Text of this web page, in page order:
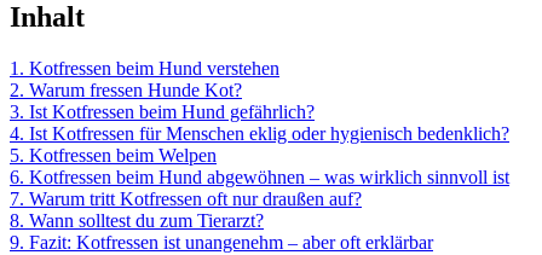
Inhalt
1. Kotfressen beim Hund verstehen
2. Warum fressen Hunde Kot?
3. Ist Kotfressen beim Hund gefährlich?
4. Ist Kotfressen für Menschen eklig oder hygienisch bedenklich?
5. Kotfressen beim Welpen
6. Kotfressen beim Hund abgewöhnen – was wirklich sinnvoll ist
7. Warum tritt Kotfressen oft nur draußen auf?
8. Wann solltest du zum Tierarzt?
9. Fazit: Kotfressen ist unangenehm – aber oft erklärbar